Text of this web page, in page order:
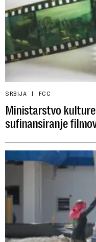
SRBIJA FCC
Ministarstvo
sufinansiranje